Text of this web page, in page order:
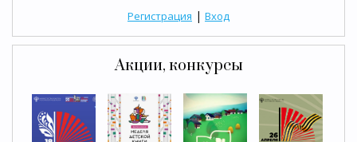
Регистрация | Вход
Акции, конкурсы